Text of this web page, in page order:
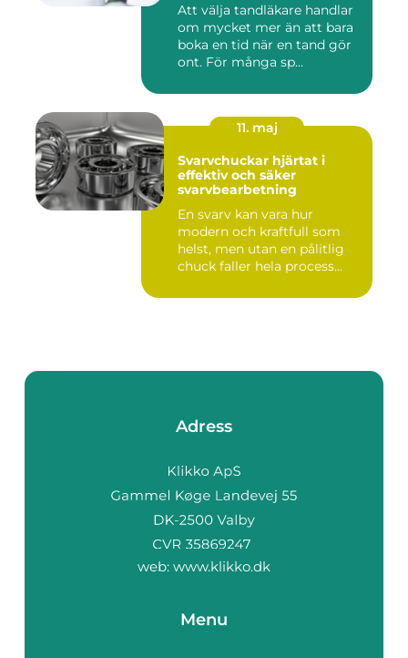
Att välja tandläkare handlar
om mycket mer än att bara
boka en tid när en tand gör
ont. För många sp...
11. maj
Svarvchuckar hjärtat i
effektiv och säker
svarvbearbetning
En svarv kan vara hur
modern och kraftfull som
helst, men utan en pålitlig
chuck faller hela process...
Adress
web: www.klikko.dk
Menu